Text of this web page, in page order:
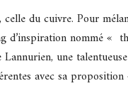
du cuivre. Pour
d’inspiration nommé «
une
avec sa